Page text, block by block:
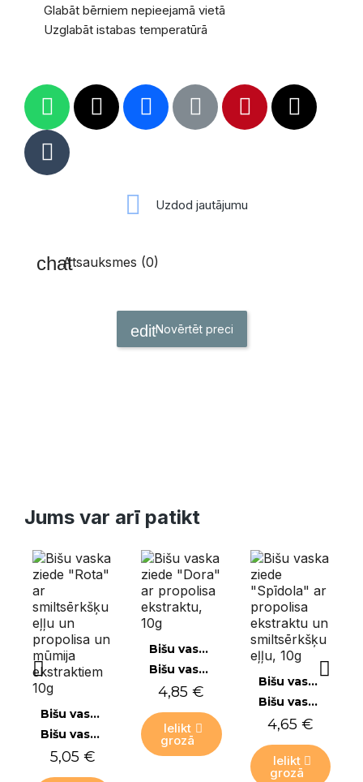
Glabāt bērniem nepieejamā vietā
Uzglabāt istabas temperatūrā
Uzdod jautājumu
Atsauksmes (0)
Novērtēt preci
Jums var arī patikt
Ātrais skats
Bišu vaska ziedes
Bišu vaska ziede "Rota" ar smiltsērkšķu eļļu un propolisa un mūmija ekstraktiem 10g
5,05 €
Ātrais skats
Bišu vaska ziedes
Bišu vaska ziede "Dora" ar propolisa ekstraktu, 10g
4,85 €
Ielikt
grozā
Ātrais skats
Bišu vaska ziedes
Bišu vaska ziede "Spīdola" ar propolisa ekstraktu un smiltsērkšķu eļļu, 10g
4,65 €
Ielikt
grozā